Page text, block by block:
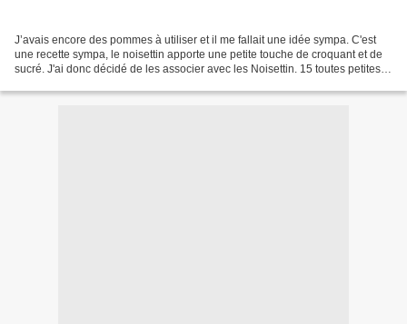
J’avais encore des pommes à utiliser et il me fallait une idée sympa. C'est
une recette sympa, le noisettin apporte une petite touche de croquant et de
sucré. J'ai donc décidé de les associer avec les Noisettin. 15 toutes petites